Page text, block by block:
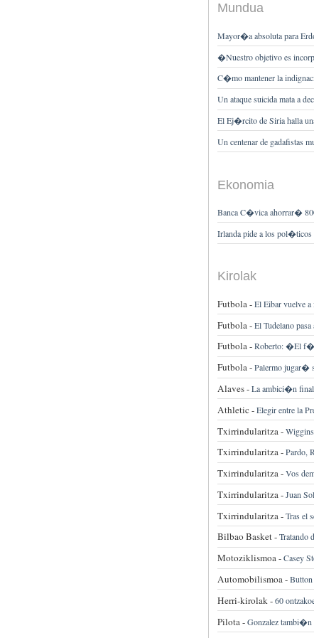
Mundua
Mayor�a absoluta para
�Nuestro objetivo es
C�mo mantener la
Un ataque suicida mata a
El Ej�rcito de Siria halla
Un centenar de gadafistas
Ekonomia
Banca C�vica ahorrar�
Irlanda pide a los pol�ticos
Kirolak
Futbola -El Eibar vuelve a
Futbola -El Tudelano
Futbola -Roberto: �El
Futbola -Palermo jugar�
Alaves -La ambici�n
Athletic -Elegir entre la
Txirrindularitza -
Txirrindularitza -Pardo,
Txirrindularitza -Vos
Txirrindularitza -Juan
Txirrindularitza -Tras el
Bilbao Basket -Tratando
Motoziklismoa -Casey
Automobilismoa -
Herri-kirolak -60
Pilota -Gonzalez tambi�n